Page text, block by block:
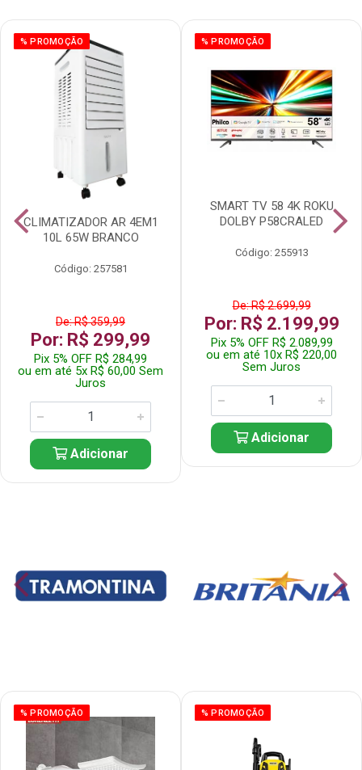
% PROMOÇÃO
CLIMATIZADOR AR 4EM1
10L 65W BRANCO
Código: 257581
De: R$ 359,99
Por: R$ 299,99
Pix 5% OFF R$ 284,99
ou em até 5x R$ 60,00 Sem
Juros
Adicionar
% PROMOÇÃO
SMART TV 58 4K ROKU
DOLBY P58CRALED
Código: 255913
De: R$ 2.699,99
Por: R$ 2.199,99
Pix 5% OFF R$ 2.089,99
ou em até 10x R$ 220,00
Sem Juros
Adicionar
% PROMOÇÃO % PROMOÇÃO